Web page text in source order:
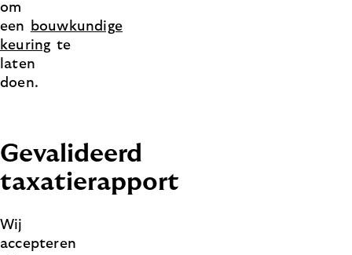
om
een
bouwkundige
keuring te
laten
doen.
Gevalideerd
taxatierapport
Wij
accepteren